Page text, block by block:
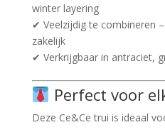
winter layering
✔ Veelzijdig te combineren
zakelijk
✔ Verkrijgbaar in antraciet,
Perfect voor
Deze Ce&Ce trui is ideaal